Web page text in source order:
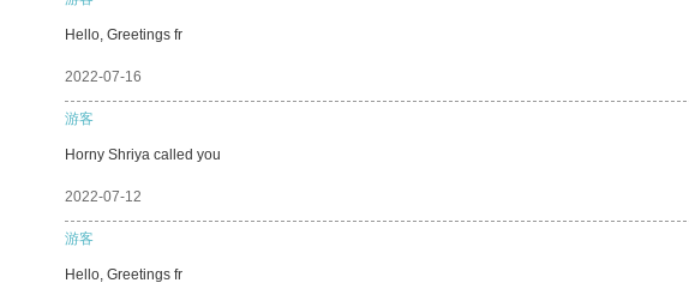
Hello, Greetings fr
2022-07-16
游客
Horny Shriya called you
2022-07-12
游客
Hello, Greetings fr